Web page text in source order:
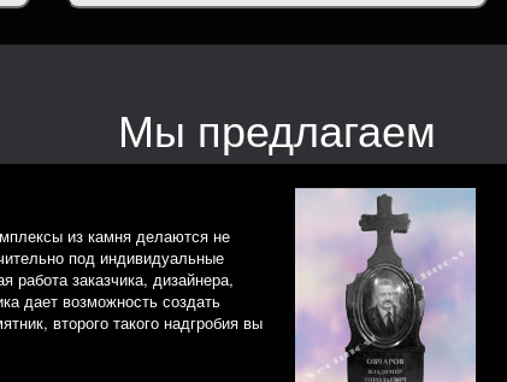
Мы предлагаем
из камня делаются не
под индивидуальные
работа заказчика, дизайнера,
дает возможность создать
второго такого надгробия вы